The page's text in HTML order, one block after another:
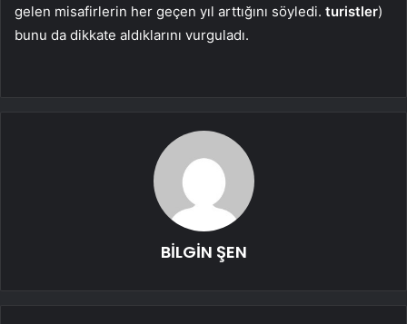
gelen misafirlerin her geçen yıl arttığını söyledi. turistler)
bunu da dikkate aldıklarını vurguladı.
BİLGİN ŞEN